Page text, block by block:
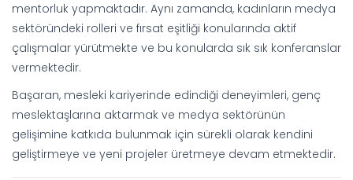
mentorluk yapmaktadır. Aynı zamanda, kadınların medya
sektöründeki rolleri ve fırsat eşitliği konularında aktif
çalışmalar yürütmekte ve bu konularda sık sık konferanslar
vermektedir.
Başaran, mesleki kariyerinde edindiği deneyimleri, genç
meslektaşlarına aktarmak ve medya sektörünün
gelişimine katkıda bulunmak için sürekli olarak kendini
geliştirmeye ve yeni projeler üretmeye devam etmektedir.